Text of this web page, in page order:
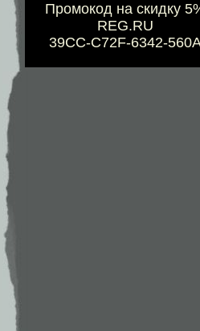
Промокод на скидку
REG.RU
39CC-C72F-6342-